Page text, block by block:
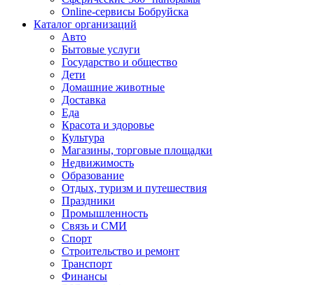
Online-сервисы Бобруйска
Каталог организаций
Авто
Бытовые услуги
Государство и общество
Дети
Домашние животные
Доставка
Еда
Красота и здоровье
Культура
Магазины, торговые площадки
Недвижимость
Образование
Отдых, туризм и путешествия
Праздники
Промышленность
Связь и СМИ
Спорт
Строительство и ремонт
Транспорт
Финансы